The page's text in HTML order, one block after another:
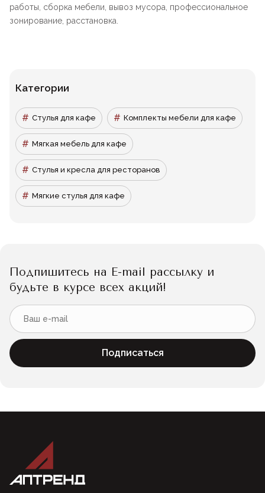
работы, сборка мебели, вывоз мусора, профессиональное
зонирование, расстановка.
Категории
Стулья для кафе Комплекты мебели для кафе
Мягкая мебель для кафе
Стулья и кресла для ресторанов
Мягкие стулья для кафе
Подпишитесь на E-mail рассылку и
будьте в курсе всех акций!
Подписаться